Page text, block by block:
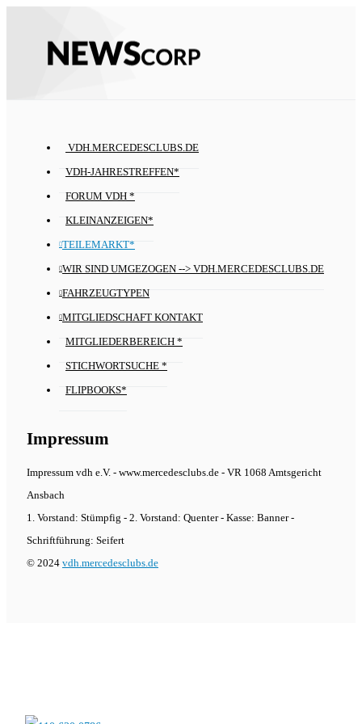
VDH.MERCEDESCLUBS.DE
VDH-JAHRESTREFFEN*
FORUM VDH *
KLEINANZEIGEN*
TEILEMARKT*
WIR SIND UMGEZOGEN --> VDH.MERCEDESCLUBS.DE
FAHRZEUGTYPEN
MITGLIEDSCHAFT KONTAKT
MITGLIEDERBEREICH *
STICHWORTSUCHE *
FLIPBOOKS*
Impressum
Impressum vdh e.V. - www.mercedesclubs.de - VR 1068 Amtsgericht
Ansbach
1. Vorstand: Stümpfig - 2. Vorstand: Quenter - Kasse: Banner -
Schriftführung: Seifert
© 2024 vdh.mercedesclubs.de